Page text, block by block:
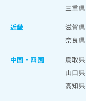
三重県
近畿
滋賀県
奈良県
中国・四国
鳥取県
山口県
高知県